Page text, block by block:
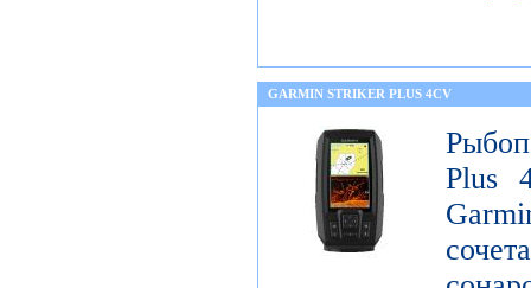
GARMIN STRIKER PLUS 4CV
Plus